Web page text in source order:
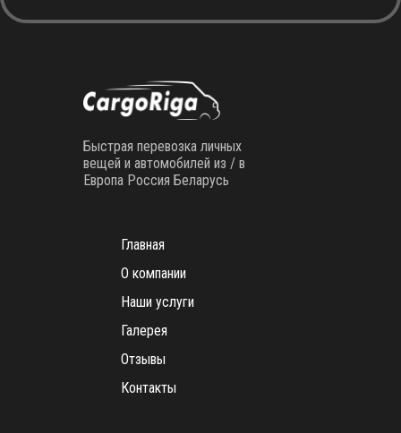
Быстрая перевозка личных
вещей и автомобилей из / в
Европа Россия Беларусь
Главная
О компании
Наши услуги
Галерея
Отзывы
Контакты